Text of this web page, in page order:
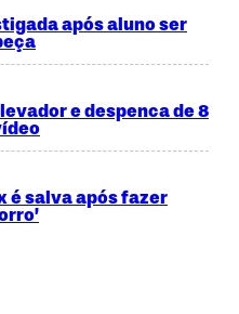
após aluno ser
e despenca de 8
é salva após fazer